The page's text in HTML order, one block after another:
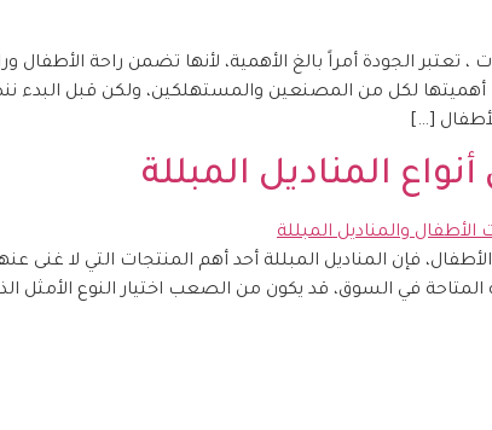
تعتبر الجودة أمراً بالغ الأهمية، لأنها تضمن راحة
لكل من المصنعين والمستهلكين، ولكن قبل
[…]
المناديل المبللة
الأطفال، فإن المناديل المبللة أحد أهم المنتجات التي لا
المتاحة في السوق، قد يكون من الصعب اختيار النوع